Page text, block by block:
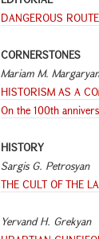
DANGEROUS
CORNERSTONES
Mariam M. Margaryan
HISTORISM AS A
On the 100th
HISTORY
Sargis G. Petrosyan
THE CULT OF THE
Yervand H. Grekyan